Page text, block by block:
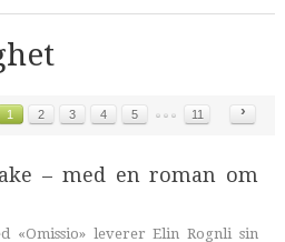
1 2 3 4 5 11 ›
– med en roman om
«Omissio» leverer Elin Rognli sin